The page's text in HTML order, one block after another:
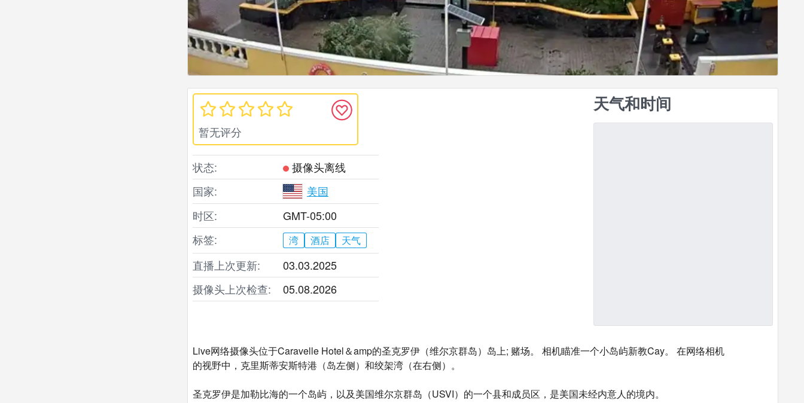
暂无评分
状态:
摄像头离线
国家:
美国
时区:
GMT-05:00
标签:
湾 酒店 天气
直播上次更新:
03.03.2025
摄像头上次检查:
05.08.2026
天气和时间
Live网络摄像头位于Caravelle Hotel＆amp的圣克罗伊（维尔京群岛）岛上; 赌场。 相机瞄准一个小岛屿新教Cay。 在网络相机
的视野中，克里斯蒂安斯特港（岛左侧）和绞架湾（在右侧）。
圣克罗伊是加勒比海的一个岛屿，以及美国维尔京群岛（USVI）的一个县和成员区，是美国未经内意人的境内。